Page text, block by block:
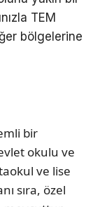
TEM
bölgelerine
bir
okulu ve
ve lise
sıra, özel